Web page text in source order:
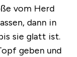
vom Herd
dann in
sie glatt ist.
geben und